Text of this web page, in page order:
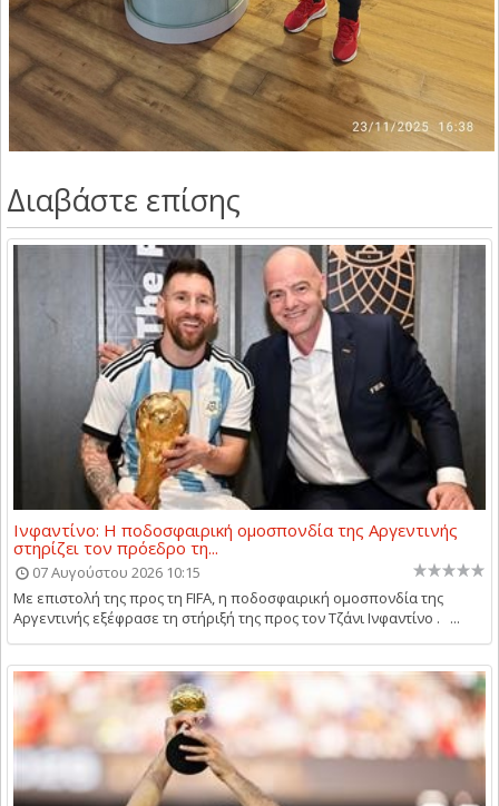
Διαβάστε επίσης
Ινφαντίνο: Η ποδοσφαιρική ομοσπονδία της Αργεντινής
στηρίζει τον πρόεδρο τη...
07 Αυγούστου 2026 10:15
Με επιστολή της προς τη FIFA, η ποδοσφαιρική ομοσπονδία της
Αργεντινής εξέφρασε τη στήριξή της προς τον Τζάνι Ινφαντίνο . ...